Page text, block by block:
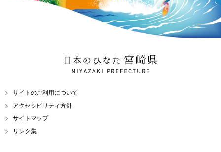
日本のひなた 宮崎県
MIYAZAKI PREFECTURE
サイトのご利用について
アクセシビリティ方針
サイトマップ
リンク集